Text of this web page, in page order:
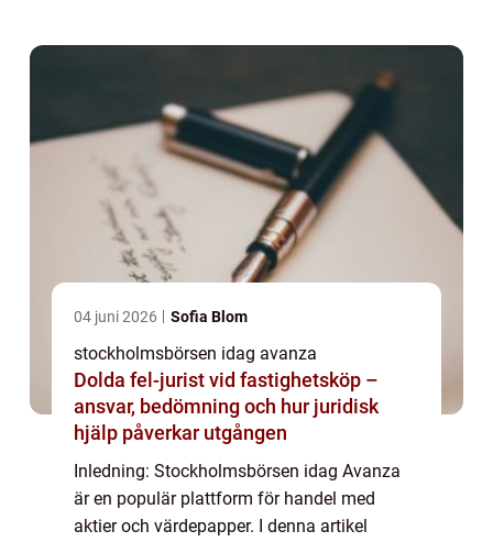
04 juni 2026 Sofia Blom
stockholmsbörsen idag avanza
Dolda fel-jurist vid fastighetsköp –
ansvar, bedömning och hur juridisk
hjälp påverkar utgången
Inledning: Stockholmsbörsen idag Avanza
är en populär plattform för handel med
aktier och värdepapper. I denna artikel